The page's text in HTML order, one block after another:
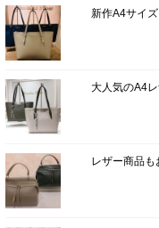
新作A4サイ
大人気のA4
レザー商品も